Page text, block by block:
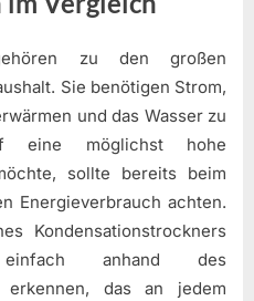
zu den großen
Sie benötigen Strom,
und das Wasser zu
eine möglichst hohe
sollte bereits beim
Energieverbrauch achten.
Kondensationstrockners
anhand des
erkennen, das an jedem